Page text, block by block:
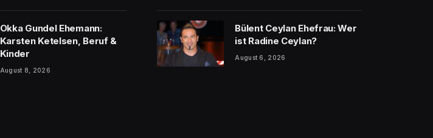
Okka Gundel Ehemann:
Karsten Ketelsen, Beruf &
Kinder
August 8, 2026
Bülent Ceylan Ehefrau: Wer
ist Radine Ceylan?
August 6, 2026